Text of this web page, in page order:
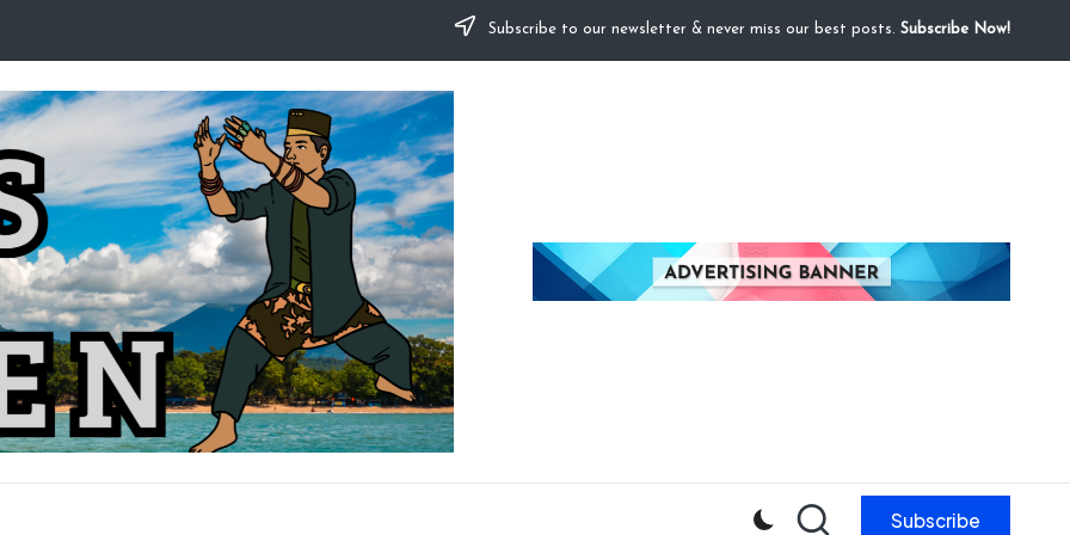
Subscribe to our newsletter & never miss our best posts. Subscribe Now!
Subscribe